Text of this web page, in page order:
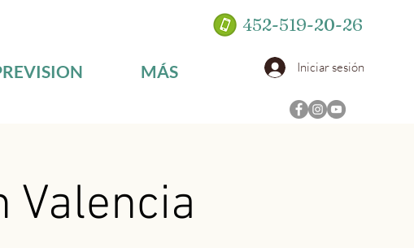
452-519-20-26
MÁS Iniciar sesión
Valencia